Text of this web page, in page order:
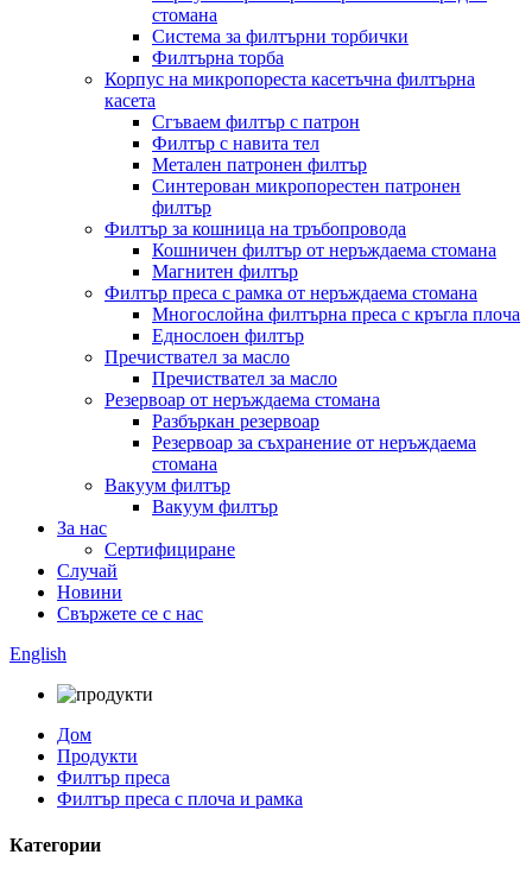
стомана
Система за филтърни торбички
Филтърна торба
Корпус на микропореста касетъчна филтърна
касета
Сгъваем филтър с патрон
Филтър с навита тел
Метален патронен филтър
Синтерован микропорестен патронен
филтър
Филтър за кошница на тръбопровода
Кошничен филтър от неръждаема стомана
Магнитен филтър
Филтър преса с рамка от неръждаема стомана
Многослойна филтърна преса с кръгла плоча
Еднослоен филтър
Пречиствател за масло
Пречиствател за масло
Резервоар от неръждаема стомана
Разбъркан резервоар
Резервоар за съхранение от неръждаема
стомана
Вакуум филтър
Вакуум филтър
За нас
Сертифициране
Случай
Новини
Свържете се с нас
English
Дом
Продукти
Филтър преса
Филтър преса с плоча и рамка
Категории